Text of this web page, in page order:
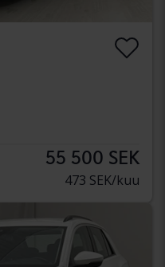
55 500 SEK
473 SEK/kuu